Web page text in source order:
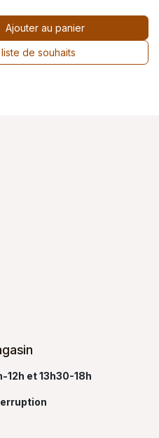
Ajouter au panier
de souhaits
12h et 13h30-18h